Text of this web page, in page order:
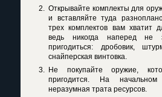
Открывайте комплекты для
и вставляйте туда
трех комплектов вам хватит
ведь никогда наперед не
пригодиться: дробовик,
снайперская винтовка.
Не покупайте оружие,
пригодится. На
неразумная трата ресурсов.